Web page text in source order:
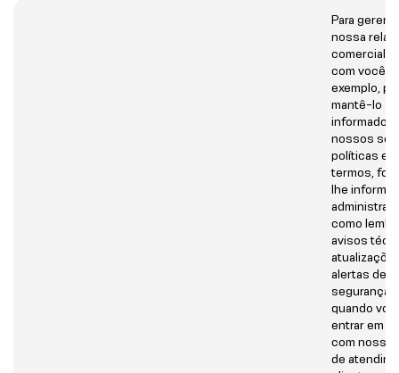
Para
nossa
comercial
com você.
exemplo,
mantê-lo
informado
nossos
políticas e/
termos,
lhe
como
avisos
alertas de
segurança,
quando
entrar em
com nossa
de